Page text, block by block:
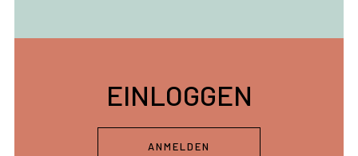
EINLOGGEN
ANMELDEN